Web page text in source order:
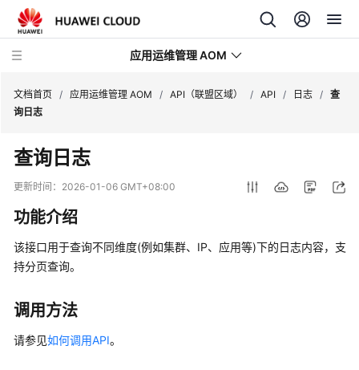
应用运维管理 AOM
最
新
动
品
介
费
文档首页 / 应用运维管理 AOM / API（联盟区域） / API / 日志 / 查
询日志
查询日志
更新时间： 2026-01-06 GMT+08:00
功能介绍
该接口用于查询不同维度(例如集群、IP、应用等)下的日志内容，支
持分页查询。
调用方法
请参见如何调用API。